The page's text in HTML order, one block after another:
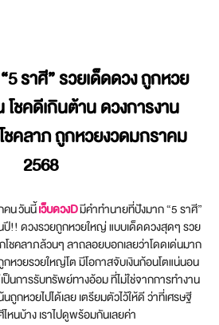
ราศี” รวยเด็ดดวง ถูกหวย
โชคดีเกินต้าน ดวงการงาน
ชคลาภถูกหวยงวดมกราคม
2568
น วันนี้เว็บดวงDมีคำทำนายที่ปังมาก “5 ราศี”
ปี!! ดวงรวยถูกหวยใหญ่ แบบเด็ดดวงสุดๆ รวย
ชคลาภล้วนๆ ลาถลอยบอกเลยว่าโดดเด่นมาก
หวยรวยใหญ่โต มีโอกาสจับเงินก้อนโตแน่นอน
การรับทรัพย์ทางอ้อม ที่ไม่ใช่จากการทำงาน
ถูกหวยไปได้เลย เตรียมตัวไว้ให้ดี ว่าที่เศรษฐี
หนบ้าง เราไปดูพร้อมกันเลยค่า